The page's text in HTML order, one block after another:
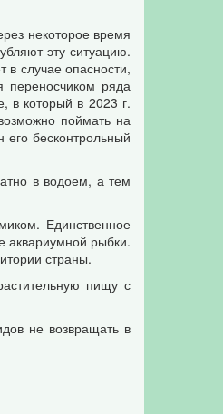
некоторое время
эту ситуацию.
в случае опасности,
переносчиком ряда
в который в 2023 г.
поймать на
бесконтрольный
в водоем, а тем
Единственное
аквариумной рыбки.
страны.
пищу с
не возвращать в